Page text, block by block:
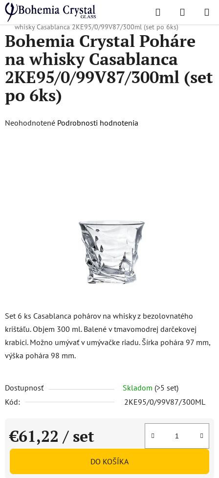
Prejsť
na
obsah
Hľadať
KOŠÍK
Domov
/ Obľúbené kolekcie / Casablanca
Bohemia Crystal Poháre na
whisky Casablanca 2KE95/0/99V87/300ml (set po 6ks)
Set 6 ks Casablanca pohárov na whisky z bezolovnatého
krištáľu. Objem 300 ml. Balené v tmavomodrej darčekovej
krabici. Možno umývať v umývačke riadu. Šírka pohára 97 mm,
výška pohára 98 mm.
Dostupnosť Skladom (>5 set)
Kód:
2KE95/0/99V87/300ML
€61,22 / set
Jednotková cena:
DO KOŠÍKA
Bohemia Crystal Poháre
na whisky Casablanca
2KE95/0/99V87/300ml (set
po 6ks)
Priemerné
Neohodnotené Podrobnosti hodnotenia